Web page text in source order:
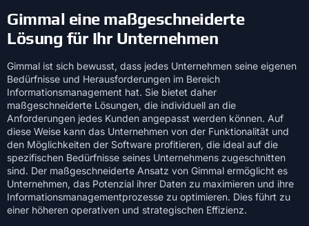
Gimmal eine maßgeschneiderte
Lösung für Ihr Unternehmen
Gimmal ist sich bewusst, dass jedes Unternehmen seine eigenen
Bedürfnisse und Herausforderungen im Bereich
Informationsmanagement hat. Sie bietet daher
maßgeschneiderte Lösungen, die individuell an die
Anforderungen jedes Kunden angepasst werden können. Auf
diese Weise kann das Unternehmen von der Funktionalität und
den Möglichkeiten der Software profitieren, die ideal auf die
spezifischen Bedürfnisse seines Unternehmens zugeschnitten
sind. Der maßgeschneiderte Ansatz von Gimmal ermöglicht es
Unternehmen, das Potenzial ihrer Daten zu maximieren und ihre
Informationsmanagementprozesse zu optimieren. Dies führt zu
einer höheren operativen und strategischen Effizienz.